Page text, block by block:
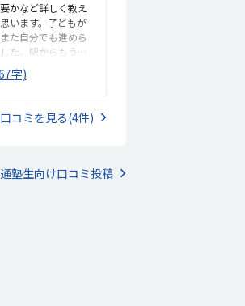
かなど詳しく教え
います。子どもが
た自分でも進めら
た。駅からもう少
もある道路沿いな
います。広くてゆ
ます。通常のプロ
金かと思います。
字)
コミを見る(4件)
通塾生向け口コミ投稿